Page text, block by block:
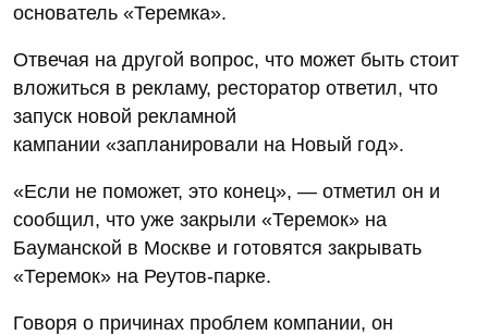
основатель «Теремка».
Отвечая на другой вопрос, что может быть стоит
вложиться в рекламу, ресторатор ответил, что
запуск новой рекламной
кампании «запланировали на Новый год».
«Если не поможет, это конец», — отметил он и
сообщил, что уже закрыли «Теремок» на
Бауманской в Москве и готовятся закрывать
«Теремок» на Реутов-парке.
Говоря о причинах проблем компании, он